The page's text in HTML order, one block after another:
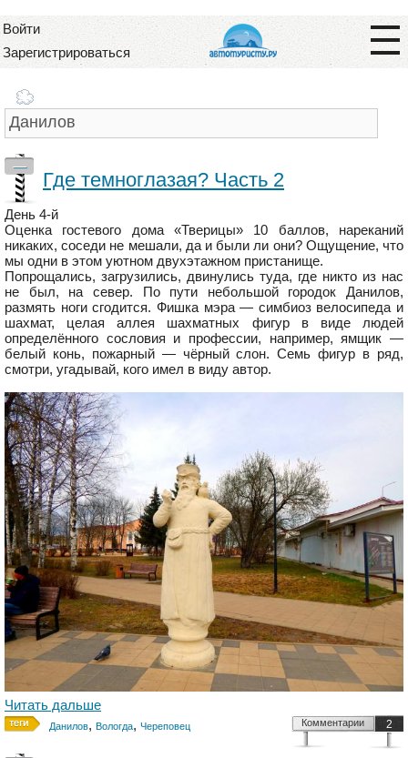
Войти
Зарегистрироваться
—
Где темноглазая? Часть 2
День 4-й
Оценка гостевого дома «Тверицы» 10 баллов, нареканий
никаких, соседи не мешали, да и были ли они? Ощущение, что
мы одни в этом уютном двухэтажном пристанище.
Попрощались, загрузились, двинулись туда, где никто из нас
не был, на север. По пути небольшой городок Данилов,
размять ноги сгодится. Фишка мэра — симбиоз велосипеда и
шахмат, целая аллея шахматных фигур в виде людей
определённого сословия и профессии, например, ямщик —
белый конь, пожарный — чёрный слон. Семь фигур в ряд,
смотри, угадывай, кого имел в виду автор.
Читать дальше
Данилов, Вологда, Череповец 2
Комментарии